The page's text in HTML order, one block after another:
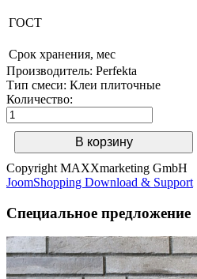
ГОСТ
Срок хранения, мес
Производитель: Perfekta
Тип смеси: Клеи плиточные
Количество:
Copyright MAXXmarketing GmbH
JoomShopping Download & Support
Специальное предложение